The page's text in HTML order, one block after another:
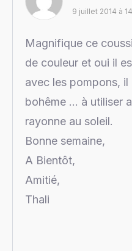
9 juillet 2014 à
Magnifique ce
de couleur et oui il
avec les pompons,
bohême … à utiliser
rayonne au soleil.
Bonne semaine,
A Bientôt,
Amitié,
Thali